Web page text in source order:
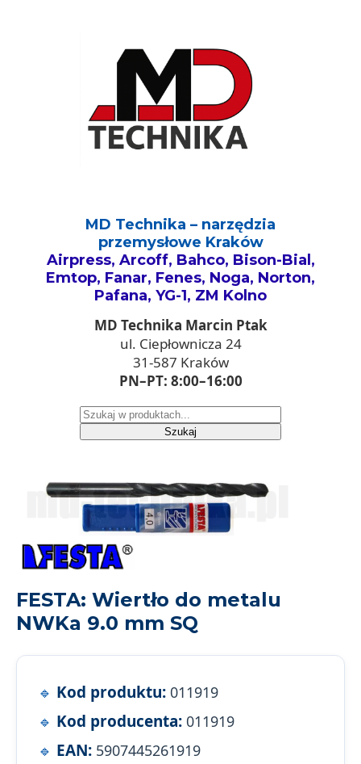
MD Technika – narzędzia
przemysłowe Kraków
Airpress, Arcoff, Bahco, Bison-Bial,
Emtop, Fanar, Fenes, Noga, Norton,
Pafana, YG-1, ZM Kolno
MD Technika Marcin Ptak
ul. Ciepłownicza 24
31-587 Kraków
PN–PT: 8:00–16:00
Szukaj
FESTA: Wiertło do metalu
NWKa 9.0 mm SQ
Kod produktu: 011919
Kod producenta: 011919
EAN: 5907445261919